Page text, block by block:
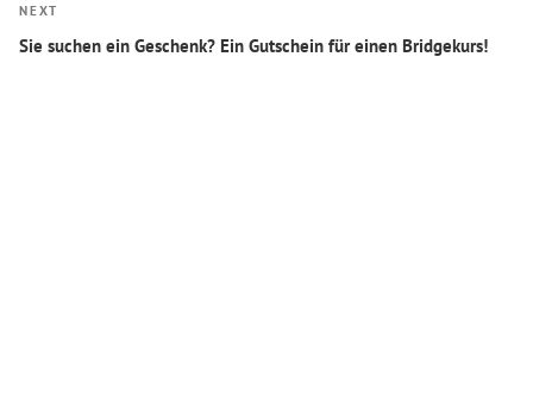
Next
Post
NEXT
Sie suchen ein Geschenk? Ein Gutschein für einen Bridgekurs!